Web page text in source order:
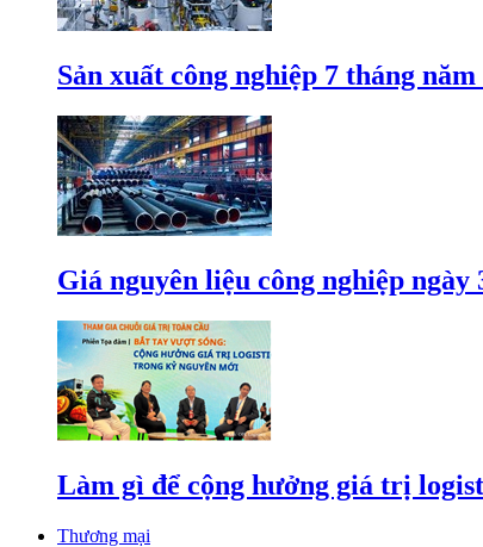
Sản xuất công nghiệp 7 tháng
Giá nguyên liệu công nghiệp
Làm gì để cộng hưởng giá trị
Thương mại